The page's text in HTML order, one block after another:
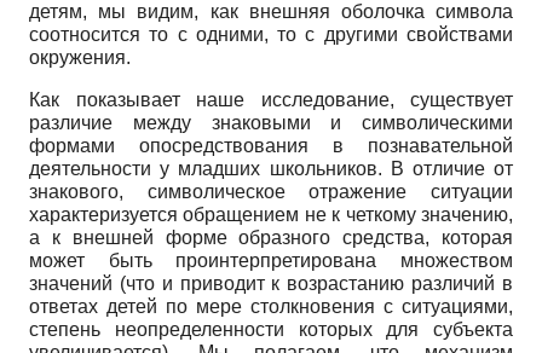
детям, мы видим, как внешняя оболочка символа
соотносится то с одними, то с другими свойствами
окружения.
Как показывает наше исследование, существует
различие между знаковыми и символическими
формами опосредствования в познавательной
деятельности у младших школьников. В отличие от
знакового, символическое отражение ситуации
характеризуется обращением не к четкому значению,
а к внешней форме образного средства, которая
может быть проинтерпретирована множеством
значений (что и приводит к возрастанию различий в
ответах детей по мере столкновения с ситуациями,
степень неопределенности которых для субъекта